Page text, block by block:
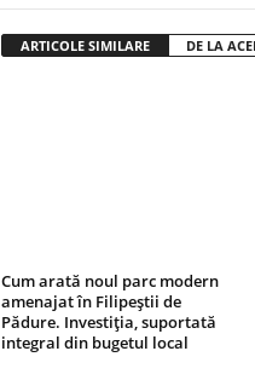
ARTICOLE SIMILARE DE LA
Cum arată noul parc modern
amenajat în Filipeștii de
Pădure. Investiția, suportată
integral din bugetul local